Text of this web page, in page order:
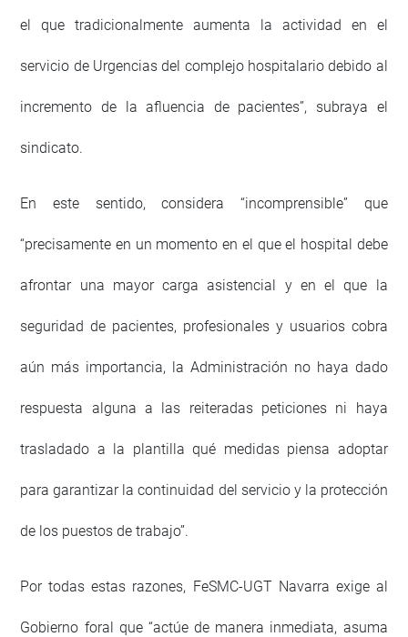
el que tradicionalmente aumenta la actividad en el
servicio de Urgencias del complejo hospitalario debido al
incremento de la afluencia de pacientes”, subraya el
sindicato.
En este sentido, considera “incomprensible” que
“precisamente en un momento en el que el hospital debe
afrontar una mayor carga asistencial y en el que la
seguridad de pacientes, profesionales y usuarios cobra
aún más importancia, la Administración no haya dado
respuesta alguna a las reiteradas peticiones ni haya
trasladado a la plantilla qué medidas piensa adoptar
para garantizar la continuidad del servicio y la protección
de los puestos de trabajo”.
Por todas estas razones, FeSMC-UGT Navarra exige al
Gobierno foral que “actúe de manera inmediata, asuma